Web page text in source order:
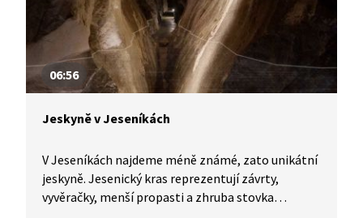
06:56
Jeskyně v Jeseníkách
V Jeseníkách najdeme méně známé, zato unikátní
jeskyně. Jesenický kras reprezentují závrty,
vyvěračky, menší propasti a zhruba stovka